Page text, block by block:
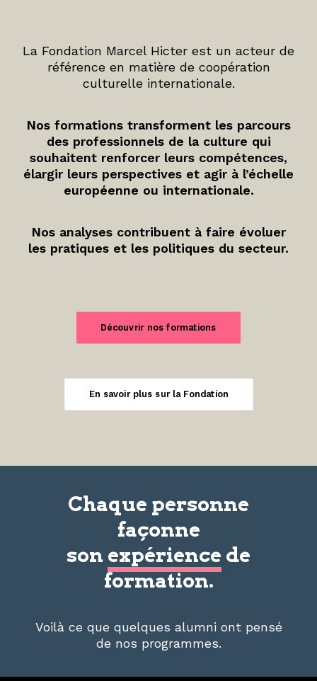
La Fondation Marcel Hicter est un acteur de
référence en matière de coopération
culturelle internationale.
Nos formations transforment les parcours
des professionnels de la culture qui
souhaitent renforcer leurs compétences,
élargir leurs perspectives et agir à l’échelle
européenne ou internationale.
Nos analyses contribuent à faire évoluer
les pratiques et les politiques du secteur.
Découvrir nos formations
En savoir plus sur la Fondation
Chaque personne
façonne
son expérience de
formation.
Voilà ce que quelques alumni ont pensé
de nos programmes.